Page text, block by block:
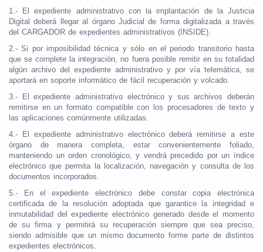
1.- El expediente administrativo con la implantación de la Justicia
Digital deberá llegar al órgano Judicial de forma digitalizada a través
del CARGADOR de expedientes administrativos (INSIDE).
2.- Si por imposibilidad técnica y sólo en el periodo transitorio hasta
que se complete la integración, no fuera posible remitir en su totalidad
algún archivo del expediente administrativo y por vía telemática, se
aportará en soporte informático de fácil recuperación y volcado.
3.- El expediente administrativo electrónico y sus archivos deberán
remitirse en un formato compatible con los procesadores de texto y
las aplicaciones comúnmente utilizadas.
4.- El expediente administrativo electrónico deberá remitirse a este
órgano de manera completa, estar convenientemente foliado,
manteniendo un orden cronológico, y vendrá precedido por un índice
electrónico que permita la localización, navegación y consulta de los
documentos incorporados.
5.- En el expediente electrónico debe constar copia electrónica
certificada de la resolución adoptada que garantice la integridad e
inmutabilidad del expediente electrónico generado desde el momento
de su firma y permitirá su recuperación siempre que sea preciso,
siendo admisible que un mismo documento forme parte de distintos
expedientes electrónicos.